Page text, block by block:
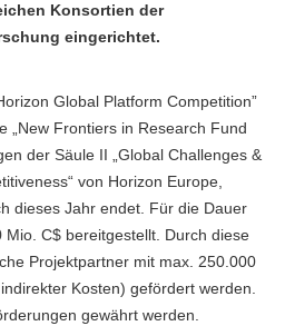
Konsortien der
eingerichtet.
Global Platform Competition”
„New Frontiers in Research Fund
der Säule II „Global Challenges &
von Horizon Europe,
dieses Jahr endet. Für die Dauer
C$ bereitgestellt. Durch diese
Projektpartner mit max. 250.000
Kosten) gefördert werden.
gewährt werden.